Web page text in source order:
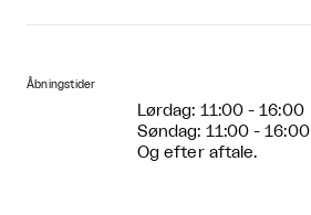
Åbningstider
Lørdag: 11:00 - 16:00
Søndag: 11:00 - 16:00
Og efter aftale.